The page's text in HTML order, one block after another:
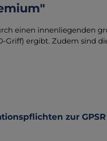
einen innenliegenden
Griff) ergibt. Zudem sind
zur